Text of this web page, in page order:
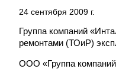
24 сентября 2009 г.
Группа компаний
ремонтами (ТОиР)
ООО «Группа компаний